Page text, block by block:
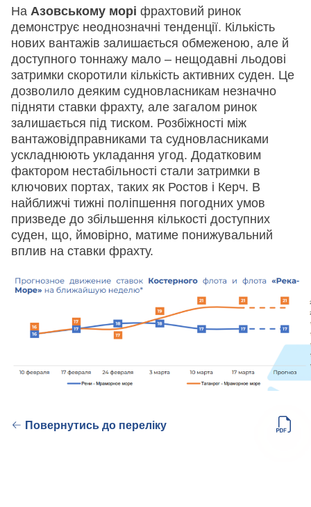
На Азовському морі фрахтовий ринок
демонструє неоднозначні тенденції. Кількість
нових вантажів залишається обмеженою, але й
доступного тоннажу мало – нещодавні льодові
затримки скоротили кількість активних суден. Це
дозволило деяким судновласникам незначно
підняти ставки фрахту, але загалом ринок
залишається під тиском. Розбіжності між
вантажовідправниками та судновласниками
ускладнюють укладання угод. Додатковим
фактором нестабільності стали затримки в
ключових портах, таких як Ростов і Керч. В
найближчі тижні поліпшення погодних умов
призведе до збільшення кількості доступних
суден, що, ймовірно, матиме понижувальний
вплив на ставки фрахту.
Повернутись до переліку